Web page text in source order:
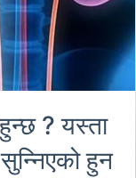
? यस्ता
सुन्निएको हुन